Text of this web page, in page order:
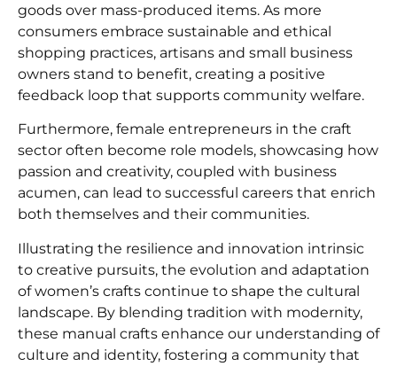
goods over mass-produced items. As more
consumers embrace sustainable and ethical
shopping practices, artisans and small business
owners stand to benefit, creating a positive
feedback loop that supports community welfare.
Furthermore, female entrepreneurs in the craft
sector often become role models, showcasing how
passion and creativity, coupled with business
acumen, can lead to successful careers that enrich
both themselves and their communities.
Illustrating the resilience and innovation intrinsic
to creative pursuits, the evolution and adaptation
of women’s crafts continue to shape the cultural
landscape. By blending tradition with modernity,
these manual crafts enhance our understanding of
culture and identity, fostering a community that